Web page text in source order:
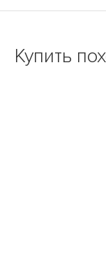
Купить